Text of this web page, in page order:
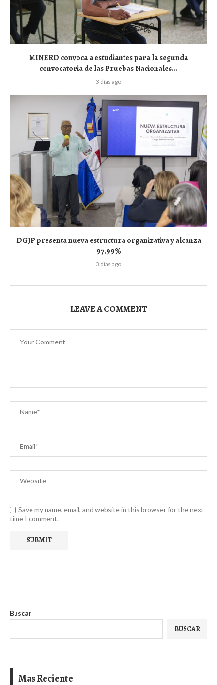
MINERD convoca a estudiantes para la segunda
convocatoria de las Pruebas Nacionales...
3 días ago
DGJP presenta nueva estructura organizativa y alcanza
97.99%
3 días ago
LEAVE A COMMENT
Save my name, email, and website in this browser for the next
time I comment.
Buscar
BUSCAR
Mas Reciente